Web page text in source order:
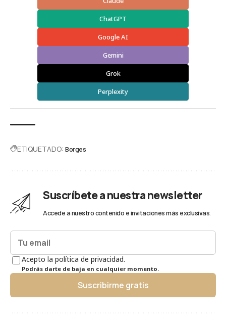
ChatGPT
Google AI
Gemini
Grok
Perplexity
ETIQUETADO: Borges
Suscríbete a nuestra newsletter
Accede a nuestro contenido e invitaciones más exclusivas.
Acepto la política de privacidad.
Podrás darte de baja en cualquier momento.
Suscribirme gratis